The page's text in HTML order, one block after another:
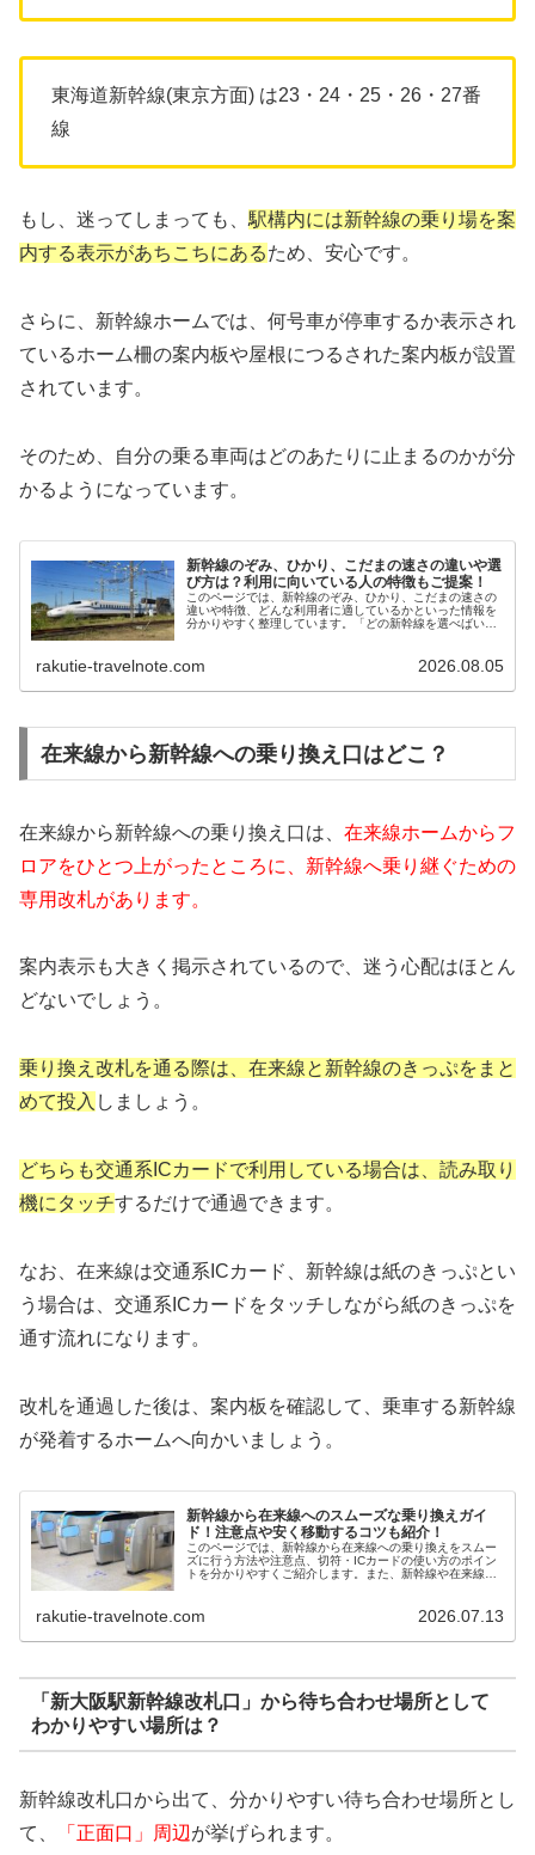
東海道新幹線(東京方面) は23・24・25・26・27番
線
もし、迷ってしまっても、 駅構内には新幹線の乗り場を案
内する表示があちこちにあるため、安心です。
さらに、新幹線ホームでは、何号車が停車するか表示され
ているホーム柵の案内板や屋根につるされた案内板が設置
されています。
そのため、自分の乗る車両はどのあたりに止まるのかが分
かるようになっています。
新幹線のぞみ、ひかり、こだまの速さの違いや選
び方は？利用に向いている人の特徴もご提案！
このページでは、新幹線のぞみ、ひかり、こだまの速さの
違いや特徴、どんな利用者に適しているかといった情報を
分かりやすく整理しています。「どの新幹線を選べばいい
rakutie-travelnote.com 2026.08.05
在来線から新幹線への乗り換え口はどこ？
在来線から新幹線への乗り換え口は、 在来線ホームからフ
ロアをひとつ上がったところに、新幹線へ乗り継ぐための
専用改札があります。
案内表示も大きく掲示されているので、迷う心配はほとん
どないでしょう。
乗り換え改札を通る際は、在来線と新幹線のきっぷをまと
めて投入 しましょう。
どちらも交通系ICカードで利用している場合は、読み取り
機にタッチするだけで通過できます。
なお、在来線は交通系ICカード、新幹線は紙のきっぷとい
う場合は、交通系ICカードをタッチしながら紙のきっぷを
通す流れになります。
改札を通過した後は、案内板を確認して、乗車する新幹線
が発着するホームへ向かいましょう。
新幹線から在来線へのスムーズな乗り換えガイ
ド！注意点や安く移動するコツも紹介！
このページでは、新幹線から在来線への乗り換えをスムー
ズに行う方法や注意点、切符・ICカードの使い方のポイン
トを分かりやすくご紹介します。また、新幹線や在来線を
rakutie-travelnote.com 2026.07.13
「新大阪駅新幹線改札口」から待ち合わせ場所として
わかりやすい場所は？
新幹線改札口から出て、分かりやすい待ち合わせ場所とし
て、
「正面口」周辺 が挙げられます。